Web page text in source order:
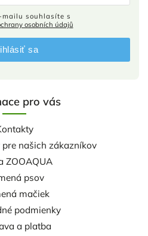
pro vás
našich zákazníkov
ZOOAQUA
psov
mačiek
podmienky
a platba
osobních údajů
sa